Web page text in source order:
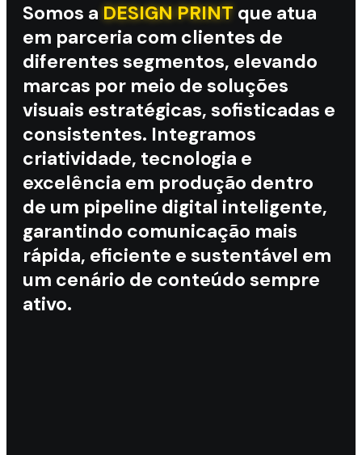
Somos a DESIGN PRINT que atua
em parceria com clientes de
diferentes segmentos, elevando
marcas por meio de soluções
visuais estratégicas, sofisticadas e
consistentes. Integramos
criatividade, tecnologia e
excelência em produção dentro
de um pipeline digital inteligente,
garantindo comunicação mais
rápida, eficiente e sustentável em
um cenário de conteúdo sempre
ativo.